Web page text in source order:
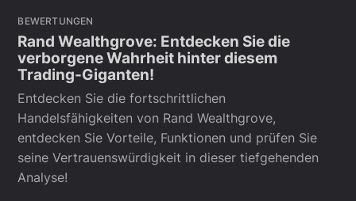
BEWERTUNGEN
Rand Wealthgrove: Entdecken Sie die
verborgene Wahrheit hinter diesem
Trading-Giganten!
Entdecken Sie die fortschrittlichen
Handelsfähigkeiten von Rand Wealthgrove,
entdecken Sie Vorteile, Funktionen und prüfen Sie
seine Vertrauenswürdigkeit in dieser tiefgehenden
Analyse!